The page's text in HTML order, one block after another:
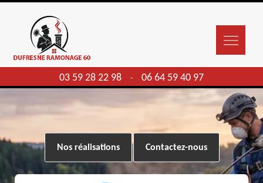
03 59 28 22 98 - 06 64 59 40 97
Nos réalisations Contactez-nous